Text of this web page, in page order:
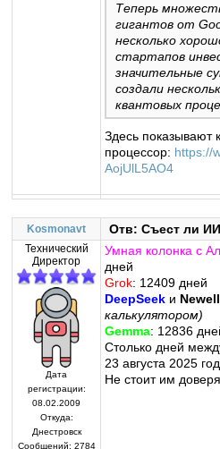
Теперь
гигантов от
несколько
стартапов
значительные
создали
квантовых
Здесь показывают
процессор: https://
AojUlL5AO4
Kosmonavt Отв: Съест ли
Технический
Директор
Дата
регистрации:
08.02.2009
Откуда:
Днестровск
Сообщений: 2784
Умная колонка с
дней
Grok: 12409 дней
DeepSeek и
калькулятором)
Gemma: 12836
Столько дней
23 августа 2025
Не стоит им